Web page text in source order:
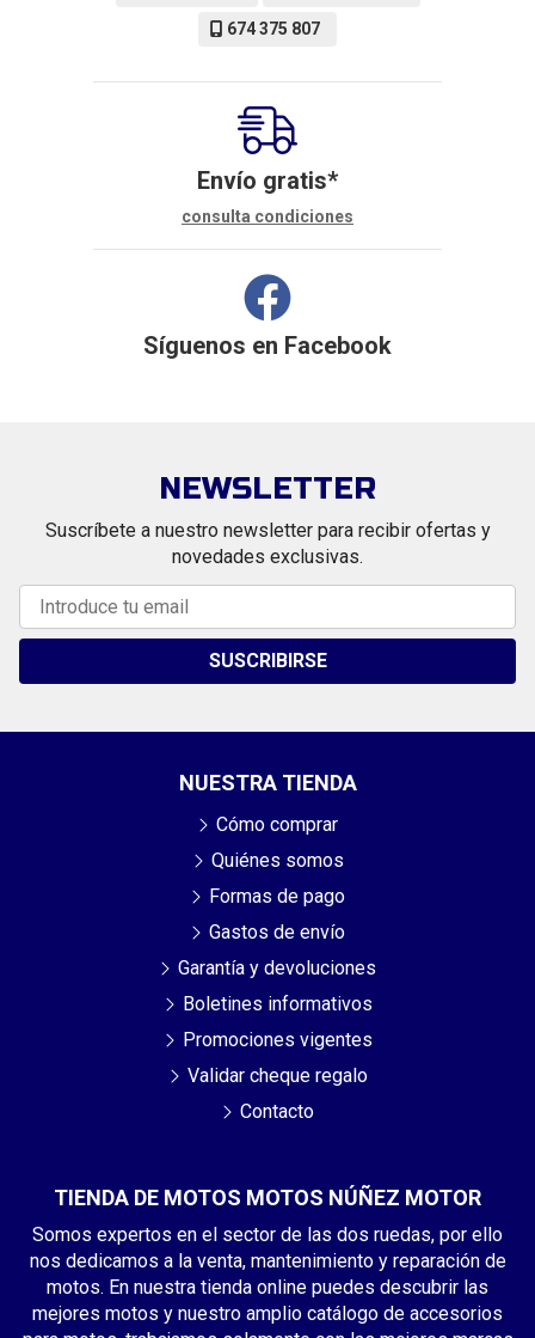
674 375 807
Envío gratis*
consulta condiciones
Síguenos en Facebook
NEWSLETTER
Suscríbete a nuestro newsletter para recibir ofertas y
novedades exclusivas.
SUSCRIBIRSE
TIENDA DE MOTOS MOTOS NÚÑEZ MOTOR
Somos expertos en el sector de las dos ruedas, por ello
nos dedicamos a la venta, mantenimiento y reparación de
motos. En nuestra tienda online puedes descubrir las
mejores motos y nuestro amplio catálogo de accesorios
NUESTRA TIENDA
Cómo comprar
Quiénes somos
Formas de pago
Gastos de envío
Garantía y devoluciones
Boletines informativos
Promociones vigentes
Validar cheque regalo
Contacto